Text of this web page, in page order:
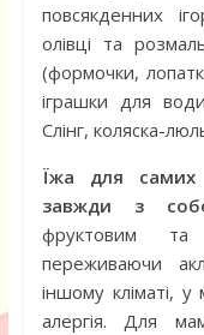
повсякденних
олівці та
(формочки,
іграшки для
Слінг, коляска-
Їжа для
завжди з
фруктовим та
переживаючи
іншому кліматі,
алергія. Для